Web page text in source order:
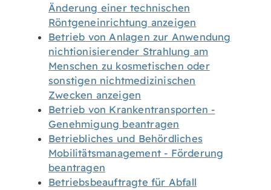
Änderung einer technischen
Röntgeneinrichtung anzeigen
Betrieb von Anlagen zur Anwendung
nichtionisierender Strahlung am
Menschen zu kosmetischen oder
sonstigen nichtmedizinischen
Zwecken anzeigen
Betrieb von Krankentransporten -
Genehmigung beantragen
Betriebliches und Behördliches
Mobilitätsmanagement - Förderung
beantragen
Betriebsbeauftragte für Abfall